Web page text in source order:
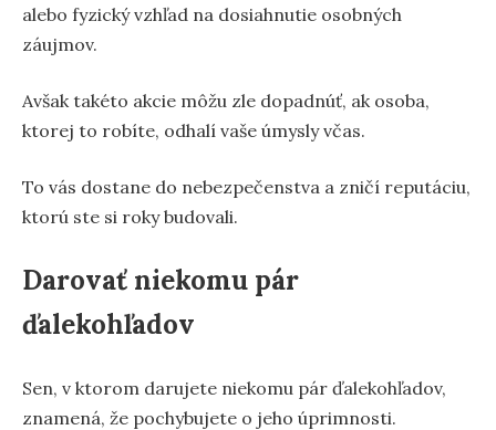
alebo fyzický vzhľad na dosiahnutie osobných
záujmov.
Avšak takéto akcie môžu zle dopadnúť, ak osoba,
ktorej to robíte, odhalí vaše úmysly včas.
To vás dostane do nebezpečenstva a zničí reputáciu,
ktorú ste si roky budovali.
Darovať niekomu pár
ďalekohľadov
Sen, v ktorom darujete niekomu pár ďalekohľadov,
znamená, že pochybujete o jeho úprimnosti.